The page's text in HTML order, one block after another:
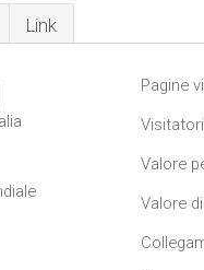
Link
Pagine
Valore
Valore